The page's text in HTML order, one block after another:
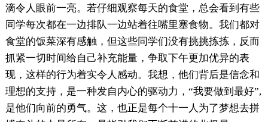
滴令人眼前一亮。若仔细观察每天的食堂，总会看到有些
同学每次都在一边排队一边站着往嘴里塞食物。我们都对
食堂的饭菜深有感触，但这些同学们没有挑挑拣拣，反而
抓紧一切时间给自己补充能量，争取下午更加优异的表
现，这样的行为着实令人感动。我想，他们背后是信念和
理想的支持，是一种发自内心的驱动力，“我要做到最好”,
是他们向前的勇气。这，也正是每个十一人为了梦想去拼